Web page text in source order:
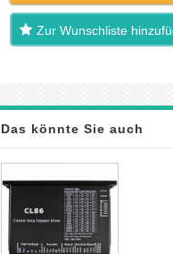
Zur Wunschliste
Das könnte Sie auch
interessieren